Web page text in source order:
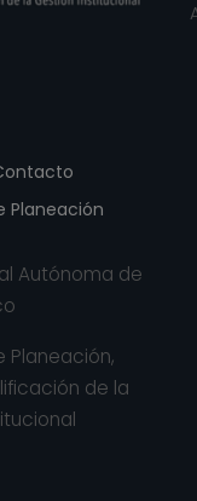
Planeación
Autónoma de
Planeación,
de la